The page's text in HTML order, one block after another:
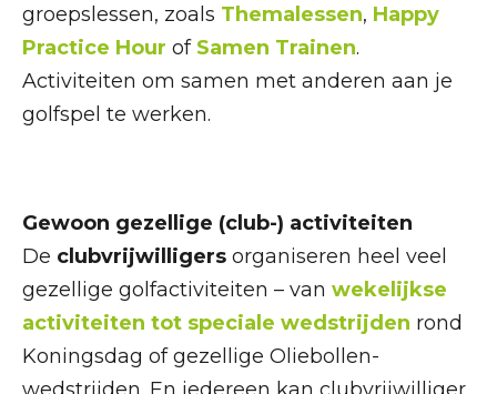
groepslessen, zoals Themalessen, Happy
Practice Hour of Samen Trainen.
Activiteiten om samen met anderen aan je
golfspel te werken.
Gewoon gezellige (club-) activiteiten
De clubvrijwilligers organiseren heel veel
gezellige golfactiviteiten – van wekelijkse
activiteiten tot speciale wedstrijden rond
Koningsdag of gezellige Oliebollen-
wedstrijden. En iedereen kan clubvrijwilliger